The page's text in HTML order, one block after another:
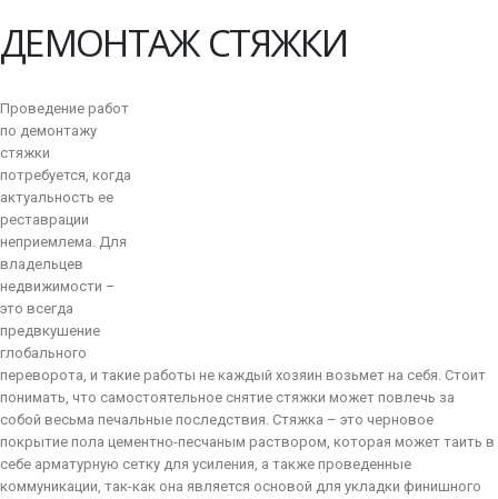
ДЕМОНТАЖ СТЯЖКИ
Проведение работ
по демонтажу
стяжки
потребуется, когда
актуальность ее
реставрации
неприемлема. Для
владельцев
недвижимости –
это всегда
предвкушение
глобального
переворота, и такие работы не каждый хозяин возьмет на себя. Стоит
понимать, что самостоятельное снятие стяжки может повлечь за
собой весьма печальные последствия. Стяжка – это черновое
покрытие пола цементно-песчаным раствором, которая может таить в
себе арматурную сетку для усиления, а также проведенные
коммуникации, так-как она является основой для укладки финишного